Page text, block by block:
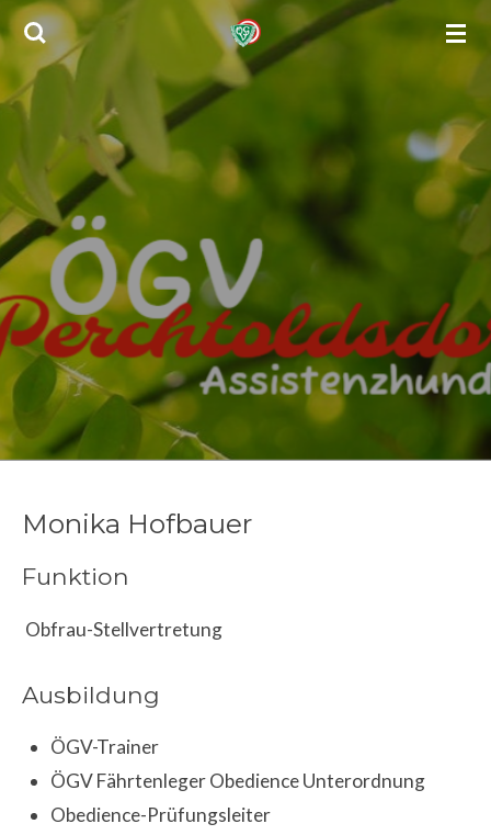
Zum
Hauptinhalt
springen
Monika Hofbauer
Funktion
Obfrau-Stellvertretung
Ausbildung
ÖGV-Trainer
ÖGV Fährtenleger Obedience Unterordnung
Obedience-Prüfungsleiter